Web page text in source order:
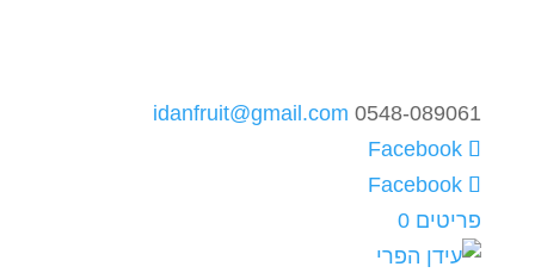
0548-089061
idanfruit@gmail.com
פריטים 0